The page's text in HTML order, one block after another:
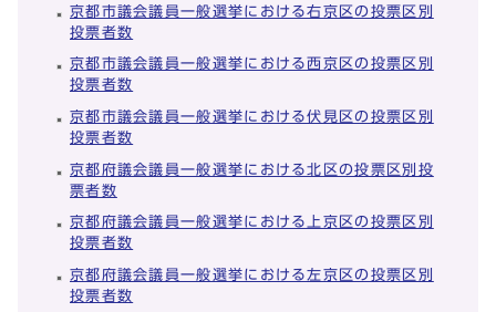
京都市議会議員一般選挙における右京区の投票区別
投票者数
京都市議会議員一般選挙における西京区の投票区別
投票者数
京都市議会議員一般選挙における伏見区の投票区別
投票者数
京都府議会議員一般選挙における北区の投票区別投
票者数
京都府議会議員一般選挙における上京区の投票区別
投票者数
京都府議会議員一般選挙における左京区の投票区別
投票者数